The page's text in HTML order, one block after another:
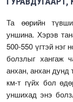
Та өөрийн
уншина. Хэрэв
500-550 үгтэй нэг
болзлыг хангаж
анхан, анхан дунд
км-т гүйх бол
уншихад энэ